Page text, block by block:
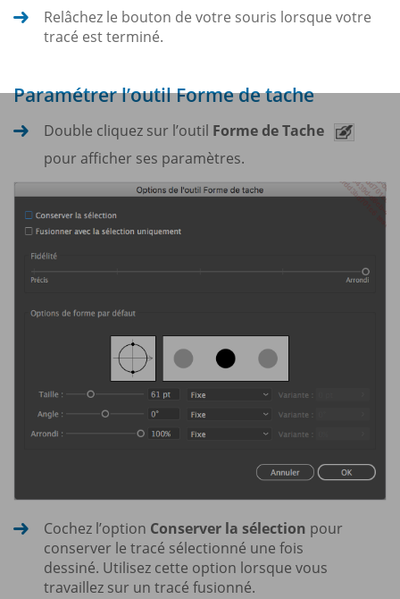
Relâchez le bouton de votre souris lorsque votre
tracé est terminé.
Paramétrer l’outil Forme de tache
Double cliquez sur l’outil Forme de Tache
pour afficher ses paramètres.
Cochez l’option Conserver la sélection pour
conserver le tracé sélectionné une fois
dessiné. Utilisez cette option lorsque vous
travaillez sur un tracé fusionné.